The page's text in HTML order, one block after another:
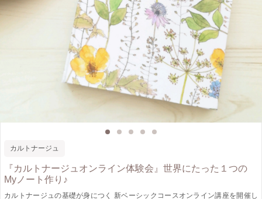
カルトナージュ
『カルトナージュオンライン体験会』世界にたった１つの
Myノート作り♪
カルトナージュの基礎が身につく 新ベーシックコースオンライン講座を開催し